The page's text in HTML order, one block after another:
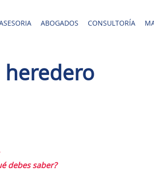
ABOGADOS CONSULTORÍA
heredero
debes saber?